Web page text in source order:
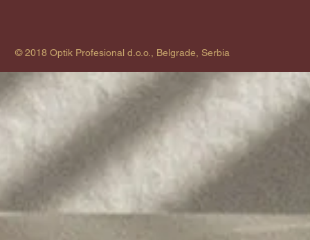
© 2018 Optik Profesional d.o.o., Belgrade, Serbia